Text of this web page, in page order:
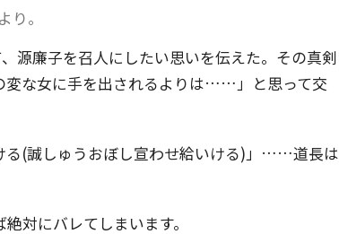
。
源廉子を召人にしたい思いを伝えた。その真剣
変な女に手を出されるよりは……」と思って交
る(誠しゅうおぼし宣わせ給いける)」……道長は
対にバレてしまいます。